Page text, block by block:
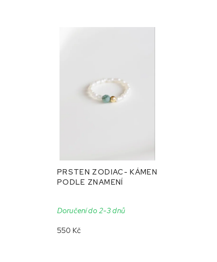
PRSTEN ZODIAC- KÁMEN
PODLE ZNAMENÍ
Doručení do 2-3 dnů
550 Kč